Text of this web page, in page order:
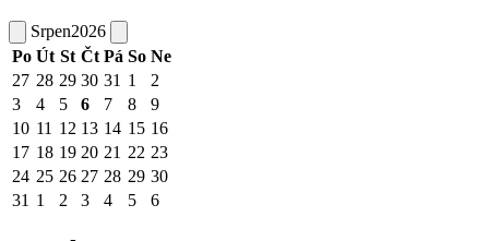
Srpen2026
Po Út St Čt Pá So Ne
27 28 29 30 31 1
2
3
4 5 6 7 8
9
10 11 12 13 14 15 16
17 18 19 20 21 22 23
24 25 26 27 28 29 30
31 1 2 3 4 5 6